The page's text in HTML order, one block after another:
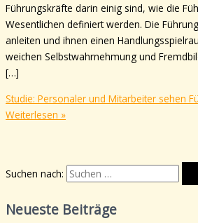
Führungskräfte darin einig sind, wie die
Wesentlichen definiert werden. Die
anleiten und ihnen einen
weichen Selbstwahrnehmung und
[…]
Studie: Personaler und Mitarbeiter sehen
Weiterlesen »
Suchen nach:
Neueste Beiträge